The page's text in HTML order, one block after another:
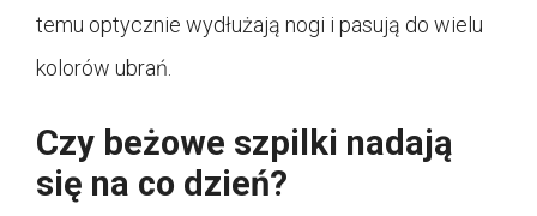
temu optycznie wydłużają nogi i pasują do wielu
kolorów ubrań.
Czy beżowe szpilki nadają
się na co dzień?